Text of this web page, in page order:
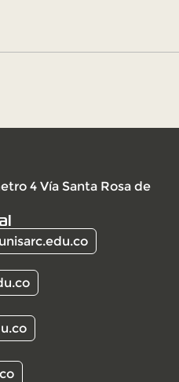
4 Vía Santa Rosa de